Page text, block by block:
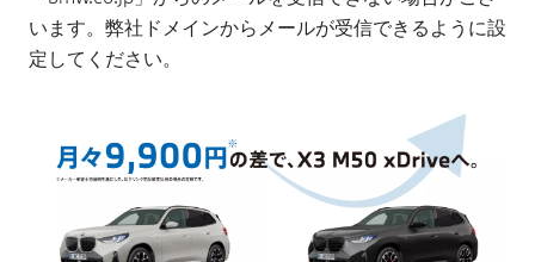
います。弊社ドメインからメールが受信できるように設
定してください。